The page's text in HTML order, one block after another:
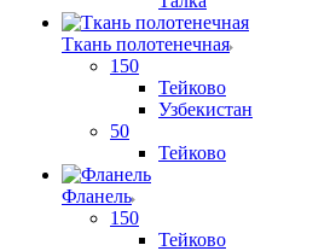
Ткань полотенечная
150
Тейково
Узбекистан
50
Тейково
Фланель
150
Тейково